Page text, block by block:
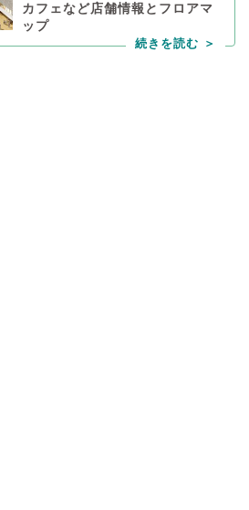
カフェなど店舗情報とフロアマ
ップ